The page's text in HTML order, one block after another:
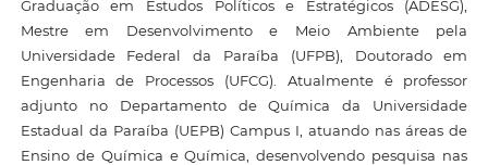
Graduação em Estudos Políticos e Estratégicos (ADESG),
Mestre em Desenvolvimento e Meio Ambiente pela
Universidade Federal da Paraíba (UFPB), Doutorado em
Engenharia de Processos (UFCG). Atualmente é professor
adjunto no Departamento de Química da Universidade
Estadual da Paraíba (UEPB) Campus I, atuando nas áreas de
Ensino de Química e Química, desenvolvendo pesquisa nas